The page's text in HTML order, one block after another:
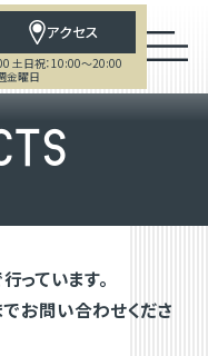
アクセス
土日祝：10:00～20:00
金曜日
TS
っています。
お問い合わせくださ